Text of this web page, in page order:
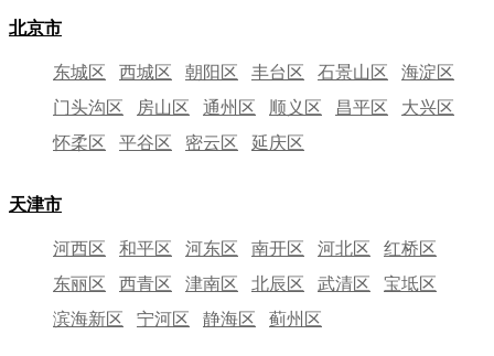
北京市
东城区 西城区 朝阳区 丰台区 石景山区
海淀区
门头沟区
房山区 通州区 顺义区 昌平区
大兴区
怀柔区
平谷区 密云区 延庆区
天津市
河西区 和平区 河东区 南开区 河北区
红桥区
东丽区
西青区 津南区 北辰区 武清区
宝坻区
滨海新区
宁河区 静海区 蓟州区